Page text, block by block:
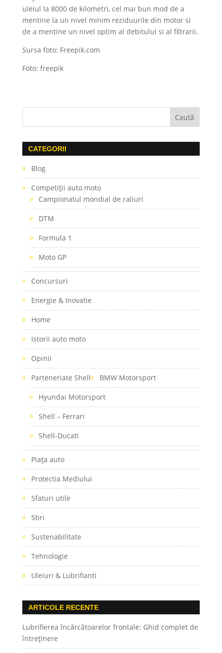
uleiul la 8000 de kilometri, cel mai bun mod de a
mentine la un nivel minim reziduurile din motor si
de a mentine un nivel optim al debitului si al filtrarii.
Sursa foto: Freepik.com
Foto: freepik
CATEGORII
Blog
Competiţii auto moto
Campionatul mondial de raliuri
DTM
Formula 1
Moto GP
Concursuri
Energie & Inovatie
Home
Istorii auto moto
Opinii
Parteneriate Shell BMW Motorsport
Hyundai Motorsport
Shell – Ferrari
Shell-Ducati
Piaţa auto
Protectia Mediului
Sfaturi utile
Stiri
Sustenabilitate
Tehnologie
Uleiuri & Lubrifianti
ARTICOLE RECENTE
Lubrifierea încărcătoarelor frontale: Ghid complet de
întreținere